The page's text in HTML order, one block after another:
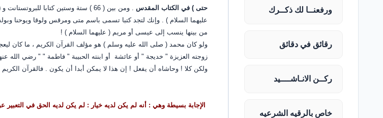
ورفعنــا لك ذكــرك
رقائق في دقائق
ركــن الانـاشــــيد
خاص بالرقيه الشرعيه
حتى ) في الكتاب المقدس
عليهما السلام ) . وإنك لتجد كتبا تسمى باسم متى ومرقس ولوقا ويوحنا
من بينها ينسب إلى عيسى أو مريم ( عليهما السلام ) !
ولو كان محمد ( صلى الله عليه وسلم ) هو مؤلف القرآن الكريم ، ما كان
زوجته العزيزة " خديجة " أو عائشة أو ابنته الحبيبة " فاطمة " " رضي الله
ولكن كلا ! وحاشاه أن يفعل ! إن هذا لا يمكن أبدا أن يكون . فالقرآن
الإجابة بسيطة وهي : أنه لم يكن لديه خيار : لم يكن لديه الحق في